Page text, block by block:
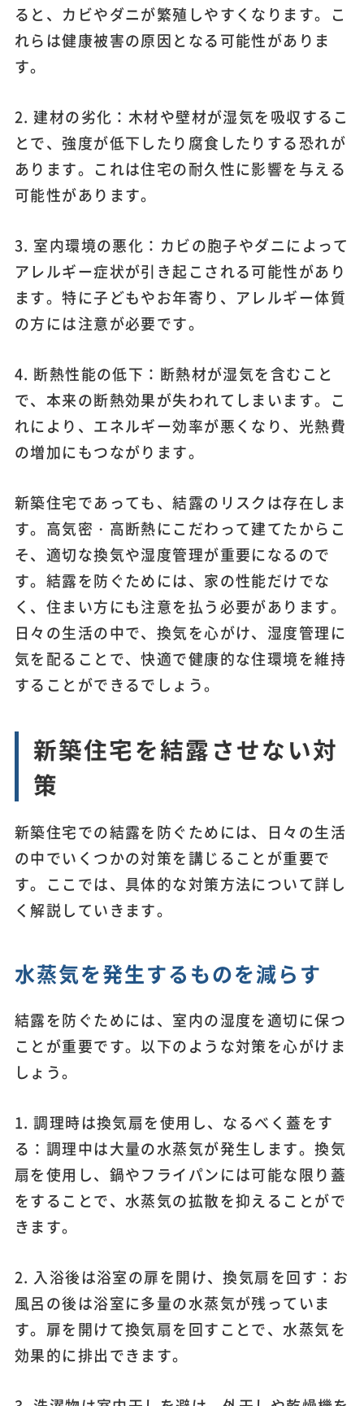
ると、カビやダニが繁殖しやすくなります。こ
れらは健康被害の原因となる可能性がありま
す。
2. 建材の劣化：木材や壁材が湿気を吸収するこ
とで、強度が低下したり腐食したりする恐れが
あります。これは住宅の耐久性に影響を与える
可能性があります。
3. 室内環境の悪化：カビの胞子やダニによって
アレルギー症状が引き起こされる可能性があり
ます。特に子どもやお年寄り、アレルギー体質
の方には注意が必要です。
4. 断熱性能の低下：断熱材が湿気を含むこと
で、本来の断熱効果が失われてしまいます。こ
れにより、エネルギー効率が悪くなり、光熱費
の増加にもつながります。
新築住宅であっても、結露のリスクは存在しま
す。高気密・高断熱にこだわって建てたからこ
そ、適切な換気や湿度管理が重要になるので
す。結露を防ぐためには、家の性能だけでな
く、住まい方にも注意を払う必要があります。
日々の生活の中で、換気を心がけ、湿度管理に
気を配ることで、快適で健康的な住環境を維持
することができるでしょう。
新築住宅を結露させない対
策
新築住宅での結露を防ぐためには、日々の生活
の中でいくつかの対策を講じることが重要で
す。ここでは、具体的な対策方法について詳し
く解説していきます。
水蒸気を発生するものを減らす
結露を防ぐためには、室内の湿度を適切に保つ
ことが重要です。以下のような対策を心がけま
しょう。
1. 調理時は換気扇を使用し、なるべく蓋をす
る：調理中は大量の水蒸気が発生します。換気
扇を使用し、鍋やフライパンには可能な限り蓋
をすることで、水蒸気の拡散を抑えることがで
きます。
2. 入浴後は浴室の扉を開け、換気扇を回す：お
風呂の後は浴室に多量の水蒸気が残っていま
す。扉を開けて換気扇を回すことで、水蒸気を
効果的に排出できます。